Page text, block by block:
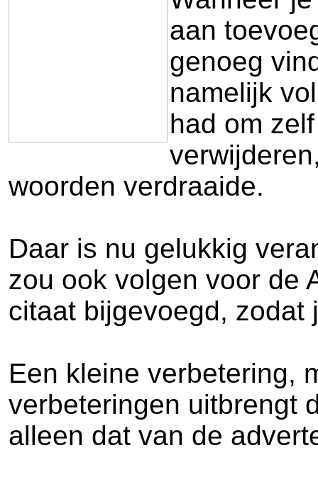
aan
genoeg
namelijk
had om
woorden verdraaide.
Daar is nu gelukkig
zou ook volgen voor de
citaat bijgevoegd, zodat
Een kleine verbetering,
verbeteringen uitbrengt
alleen dat van de